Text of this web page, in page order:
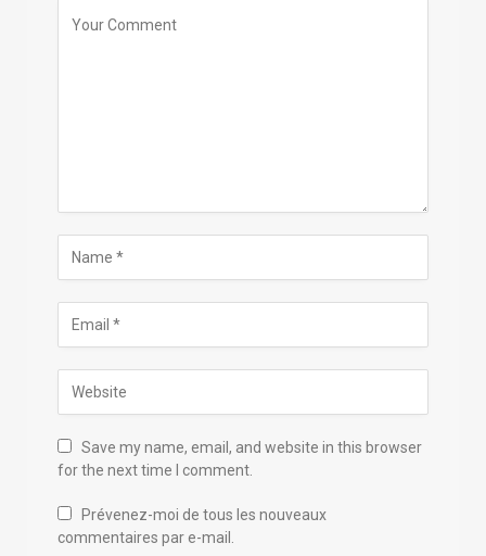
Save my name, email, and website in this browser
for the next time I comment.
Prévenez-moi de tous les nouveaux
commentaires par e-mail.